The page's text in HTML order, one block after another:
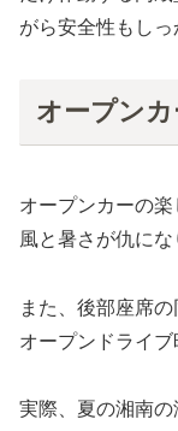
がら安全性もしっ
オープン
オープンカーの
風と暑さが仇にな
また、後部座席
オープンドライブ
実際、夏の湘南